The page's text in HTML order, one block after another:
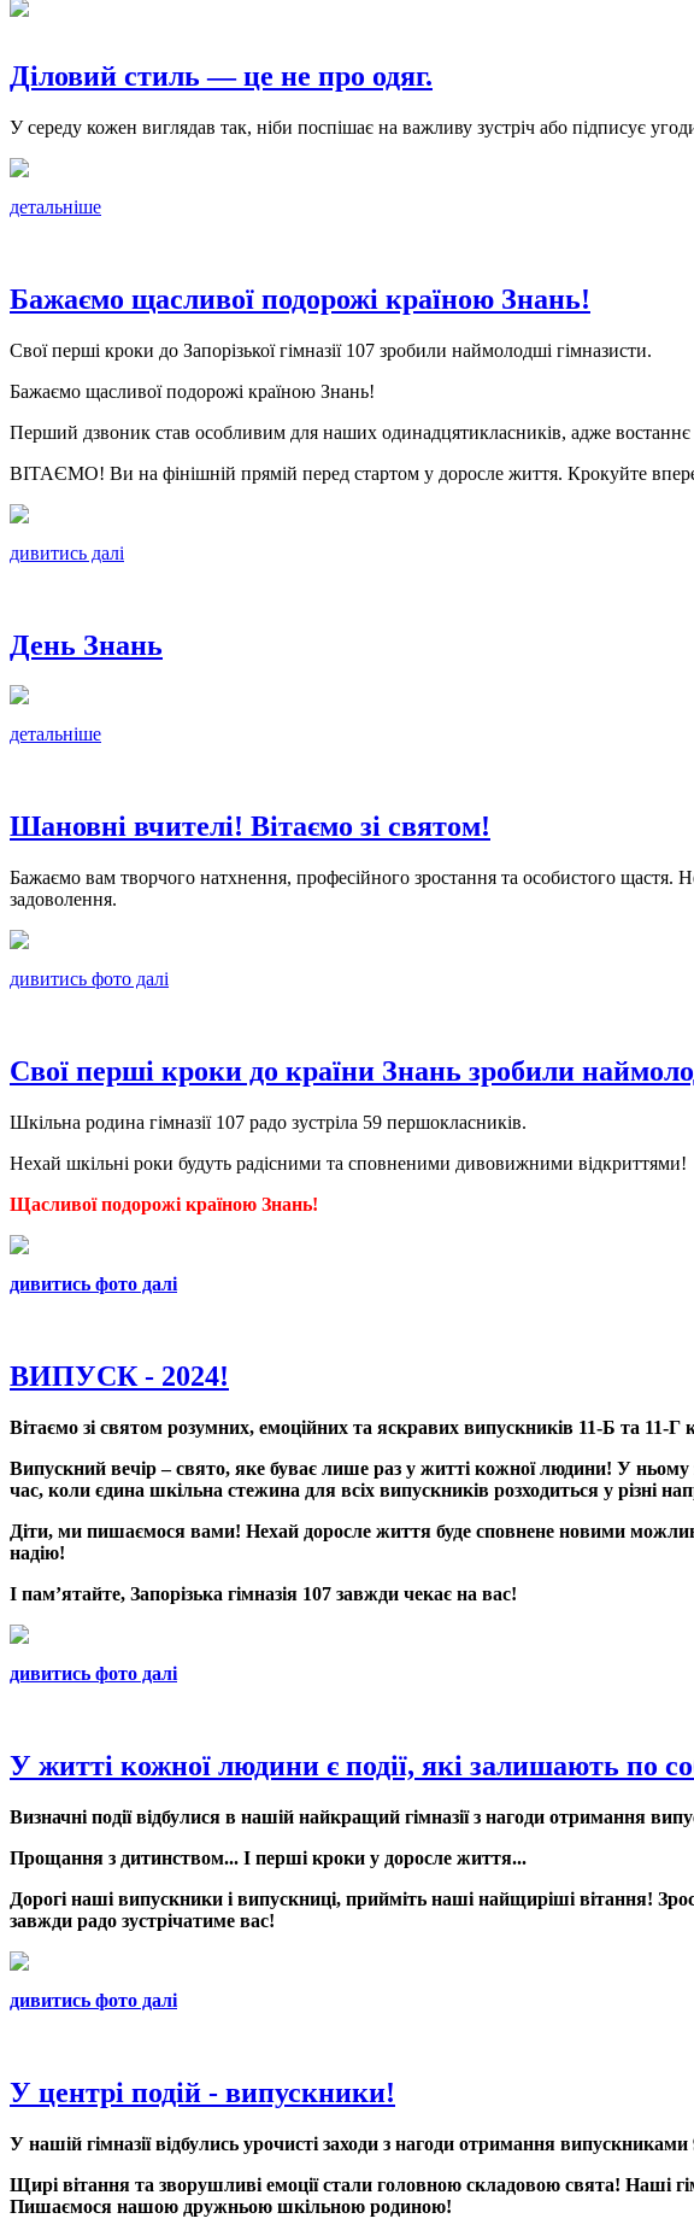
Діловий стиль — це не про одяг.
У середу кожен виглядав так, ніби поспішає на важливу зустріч або підписує
детальніше
Бажаємо щасливої подорожі країною Знань!
Свої перші кроки до Запорізької гімназії 107 зробили наймолодші гімназисти.
Бажаємо щасливої подорожі країною Знань!
Перший дзвоник став особливим для наших одинадцятикласників, адже
ВІТАЄМО! Ви на фінішній прямій перед стартом у доросле життя. Крокуйте
дивитись далі
День Знань
детальніше
Шановні вчителі! Вітаємо зі святом!
Бажаємо вам творчого натхнення, професійного зростання та особистого
задоволення.
дивитись фото далі
Свої перші кроки до країни Знань зробили
Шкільна родина гімназії 107 радо зустріла 59 першокласників.
Нехай шкільні роки будуть радісними та сповненими дивовижними відкриттями!
Щасливої подорожі країною Знань!
дивитись фото далі
ВИПУСК - 2024!
Вітаємо зі святом розумних, емоційних та яскравих випускників 11-Б та 11-Г
Випускний вечір – свято, яке буває лише раз у житті кожної людини! У ньому
час, коли єдина шкільна стежина для всіх випускників розходиться у різні
Діти, ми пишаємося вами! Нехай доросле життя буде сповнене новими
надію!
І памʼятайте, Запорізька гімназія 107 завжди чекає на вас!
дивитись фото далі
У житті кожної людини є події, які залишають по
Визначні події відбулися в нашій найкращий гімназії з нагоди отримання
Прощання з дитинством... І перші кроки у доросле життя...
Дорогі наші випускники і випускниці, прийміть наші найщиріші вітання!
завжди радо зустрічатиме вас!
дивитись фото далі
У центрі подій - випускники!
У нашій гімназії відбулись урочисті заходи з нагоди отримання
Щирі вітання та зворушливі емоції стали головною складовою свята! Наші
Пишаємося нашою дружньою шкільною родиною!